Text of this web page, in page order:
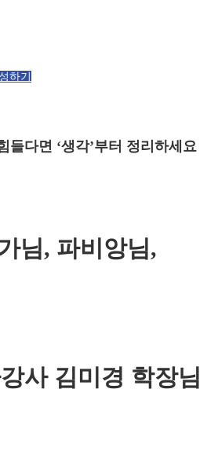
하기
들다면 ‘생각’부터 정리하세요
님, 파비앙님,
사 김미경 학장님